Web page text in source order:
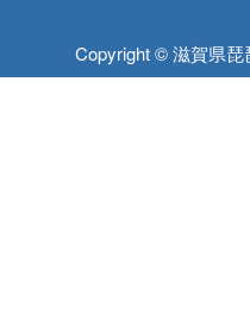
Copyright © 滋賀県